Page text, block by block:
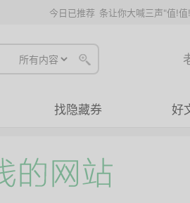
今日已推荐 条让你大喊三声"值!
找隐藏券 好